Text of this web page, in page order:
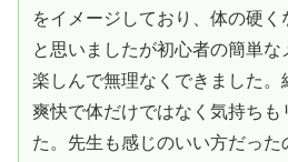
をイメージしており、体の硬
と思いましたが初心者の簡単
楽しんで無理なくできました。
爽快で体だけではなく気持ちも
た。先生も感じのいい方だっ